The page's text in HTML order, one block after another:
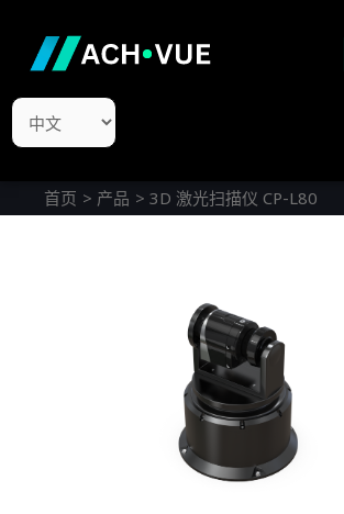
容
选
择
首页 产品 3D 激光扫描仪 CP-L80